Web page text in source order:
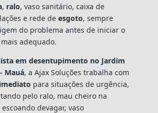
, ralo, vaso sanitário, caixa de
e rede de esgoto, sempre
do problema antes de iniciar o
adequado.
em desentupimento no Jardim
Mauá, a Ajax Soluções trabalha com
para situações de urgência,
pelo ralo, mau cheiro na
devagar, vaso